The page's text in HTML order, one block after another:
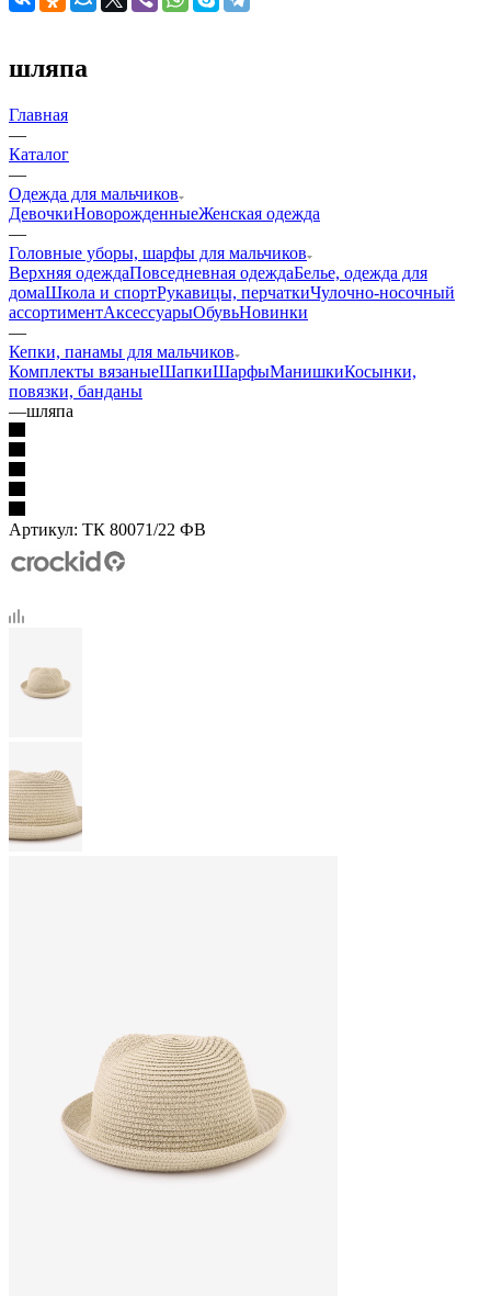
шляпа
Главная
—
Каталог
—
Одежда для мальчиков
ДевочкиНоворожденныеЖенская одежда
—
Головные уборы, шарфы для мальчиков
Верхняя одеждаПовседневная одеждаБелье, одежда для
домаШкола и спортРукавицы, перчаткиЧулочно-носочный
ассортиментАксессуарыОбувьНовинки
—
Кепки, панамы для мальчиков
Комплекты вязаныеШапкиШарфыМанишкиКосынки,
повязки, банданы
—шляпа
Артикул: ТК 80071/22 ФВ